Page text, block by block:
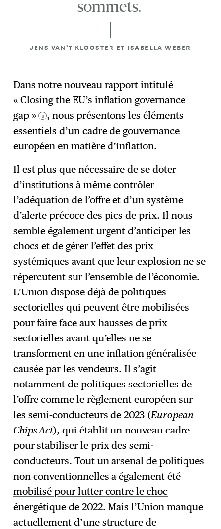
sommets.
JENS VAN’T KLOOSTER ET ISABELLA WEBER
Dans notre nouveau rapport intitulé
« Closing the EU’s inflation governance
gap » 6 , nous présentons les éléments
essentiels d’un cadre de gouvernance
européen en matière d’inflation.
Il est plus que nécessaire de se doter
d’institutions à même contrôler
l’adéquation de l’offre et d’un système
d’alerte précoce des pics de prix. Il nous
semble également urgent d’anticiper les
chocs et de gérer l’effet des prix
systémiques avant que leur explosion ne se
répercutent sur l’ensemble de l’économie.
L’Union dispose déjà de politiques
sectorielles qui peuvent être mobilisées
pour faire face aux hausses de prix
sectorielles avant qu’elles ne se
transforment en une inflation généralisée
causée par les vendeurs. Il s’agit
notamment de politiques sectorielles de
l’offre comme le règlement européen sur
les semi-conducteurs de 2023 (European
Chips Act), qui établit un nouveau cadre
pour stabiliser le prix des semi-
conducteurs. Tout un arsenal de politiques
non conventionnelles a également été
mobilisé pour lutter contre le choc
énergétique de 2022. Mais l’Union manque
actuellement d’une structure de